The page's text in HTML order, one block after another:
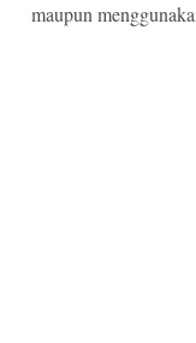
maupun